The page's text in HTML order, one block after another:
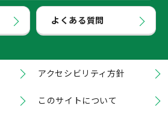
よくある質問
アクセシビリティ方針
このサイトについて